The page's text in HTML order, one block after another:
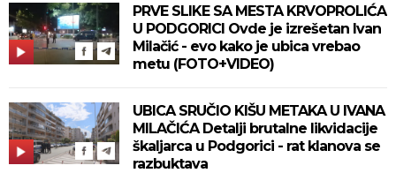
PRVE SLIKE SA MESTA KRVOPROLIĆA
U PODGORICI Ovde je izrešetan Ivan
Milačić - evo kako je ubica vrebao
metu (FOTO+VIDEO)
UBICA SRUČIO KIŠU METAKA U IVANA
MILAČIĆA Detalji brutalne likvidacije
škaljarca u Podgorici - rat klanova se
razbuktava